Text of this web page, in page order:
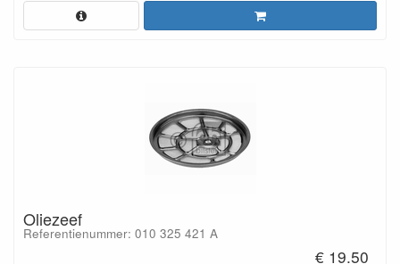
Oliezeef
Referentienummer: 010 325 421 A
€ 19.50